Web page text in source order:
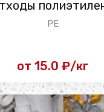
PE
от 15.0 ₽/кг